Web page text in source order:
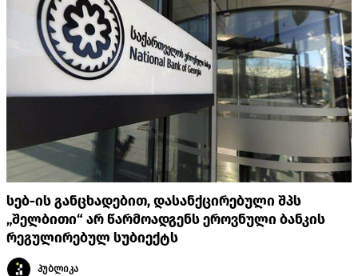
სებ-ის განცხადებით, დასანქცირებული შპს
„შელბითი“ არ წარმოადგენს ეროვნული ბანკის
რეგულირებულ სუბიექტს
პუბლიკა